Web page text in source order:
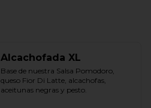
Alcachofada XL
Base de nuestra Salsa Pomodoro,
queso Fior Di Latte, alcachofas,
aceitunas negras y pesto.